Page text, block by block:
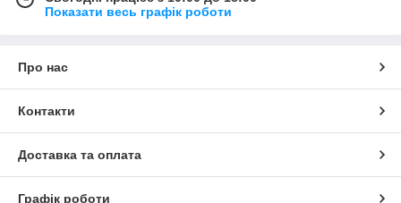
Показати весь графік роботи
Про нас
Контакти
Доставка та оплата
Графік роботи